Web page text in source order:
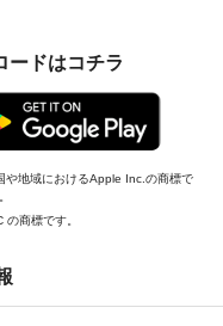
ードはコチラ
地域におけるApple Inc.の商標で
商標です。